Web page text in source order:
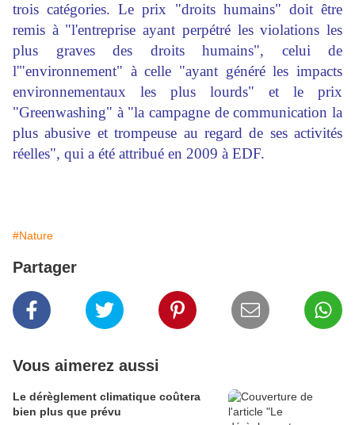
trois catégories. Le prix "droits humains" doit être
remis à "l'entreprise ayant perpétré les violations les
plus graves des droits humains", celui de
l'"environnement" à celle "ayant généré les impacts
environnementaux les plus lourds" et le prix
"Greenwashing" à "la campagne de communication la
plus abusive et trompeuse au regard de ses activités
réelles", qui a été attribué en 2009 à EDF.
#Nature
Partager
Vous aimerez aussi
Le dérèglement climatique coûtera
bien plus que prévu